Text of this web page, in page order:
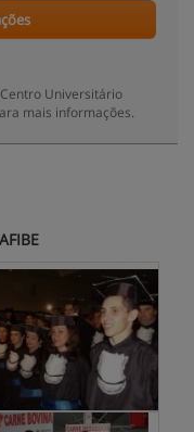
Universitário
mais informações.